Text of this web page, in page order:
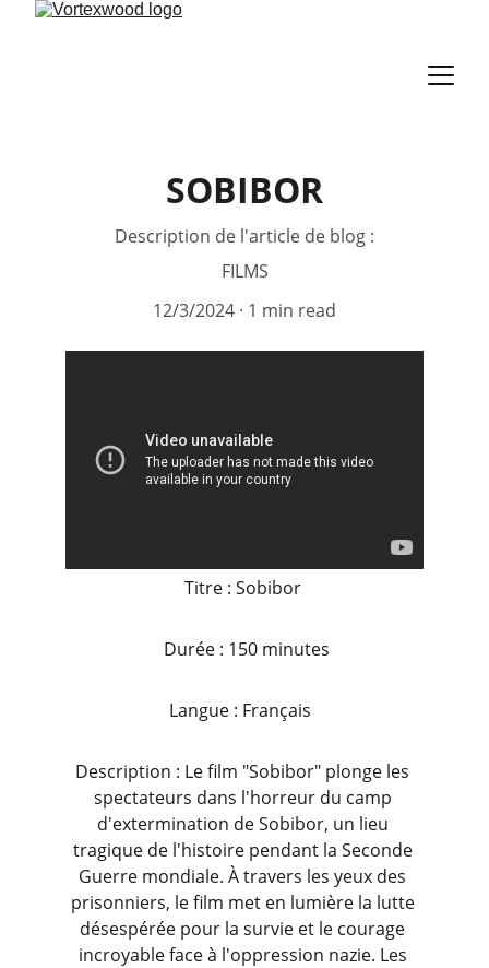
SOBIBOR
Description de l'article de blog :
FILMS
12/3/2024 1 min read
Titre : Sobibor
  Durée : 150 minutes
  Langue : Français
Description : Le film "Sobibor" plonge les
spectateurs dans l'horreur du camp
d'extermination de Sobibor, un lieu
tragique de l'histoire pendant la Seconde
Guerre mondiale. À travers les yeux des
prisonniers, le film met en lumière la lutte
désespérée pour la survie et le courage
incroyable face à l'oppression nazie. Les